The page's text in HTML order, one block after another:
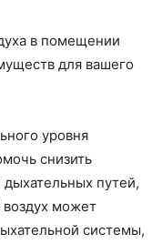
в помещении
для вашего
уровня
снизить
путей,
воздух может
системы,